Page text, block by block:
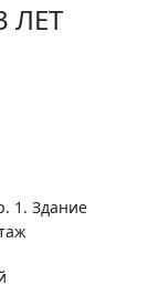
ЛЕТ
1. Здание